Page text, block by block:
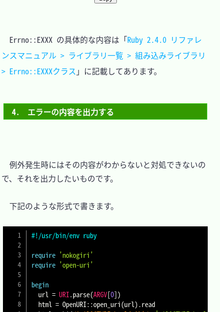
Errno::EXXX の具体的な内容は「Ruby 2.4.0 リファレ
ンスマニュアル > ライブラリ一覧 > 組み込みライブラリ
> Errno::EXXXクラス 」に記載してあります。
4.　エラーの内容を出力する
例外発生時にはその内容がわからないと対処できないの
で、それを出力したいものです。
下記のような形式で書きます。
#!/usr/bin/env ruby
require 'nokogiri'
require 'open-uri'
begin
  url
= URI.parse(ARGV[0])
  html
= OpenURI::open_uri(url).read